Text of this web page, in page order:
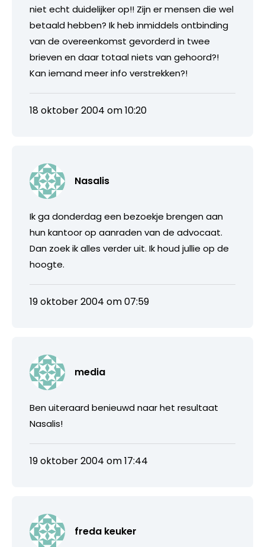
niet echt duidelijker op!! Zijn er mensen die wel
betaald hebben? Ik heb inmiddels ontbinding
van de overeenkomst gevorderd in twee
brieven en daar totaal niets van gehoord?!
Kan iemand meer info verstrekken?!
18 oktober 2004 om 10:20
Nasalis
Ik ga donderdag een bezoekje brengen aan
hun kantoor op aanraden van de advocaat.
Dan zoek ik alles verder uit. Ik houd jullie op de
hoogte.
19 oktober 2004 om 07:59
media
Ben uiteraard benieuwd naar het resultaat
Nasalis!
19 oktober 2004 om 17:44
freda keuker